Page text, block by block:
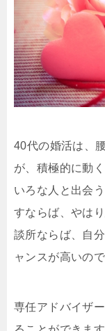
40代の婚活は、
が、積極的に動
いろな人と出会
すならば、やは
談所ならば、自
ャンスが高いので
専任アドバイザ